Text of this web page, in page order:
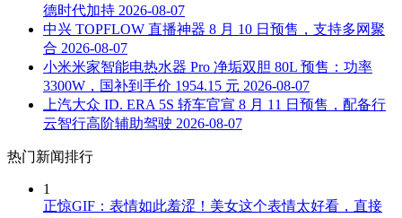
德时代加持 2026-08-07
中兴 TOPFLOW 直播神器 8 月 10 日预售，支持多网聚
合 2026-08-07
小米米家智能电热水器 Pro 净垢双胆 80L 预售：功率
3300W，国补到手价 1954.15 元 2026-08-07
上汽大众 ID. ERA 5S 轿车官宣 8 月 11 日预售，配备行
云智行高阶辅助驾驶 2026-08-07
热门新闻排行
1
正惊GIF：表情如此羞涩！美女这个表情太好看，直接